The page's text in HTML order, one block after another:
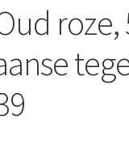
roze,